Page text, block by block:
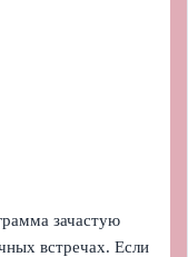
зачастую
встречах. Если